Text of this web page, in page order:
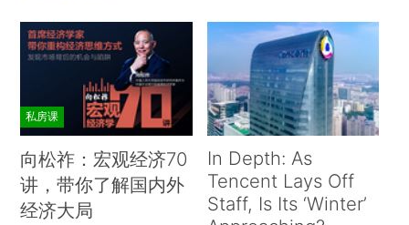
私房课
向松祚：宏观经济70
讲，带你了解国内外
经济大局
In Depth: As
Tencent Lays Off
Staff, Is Its ‘Winter’